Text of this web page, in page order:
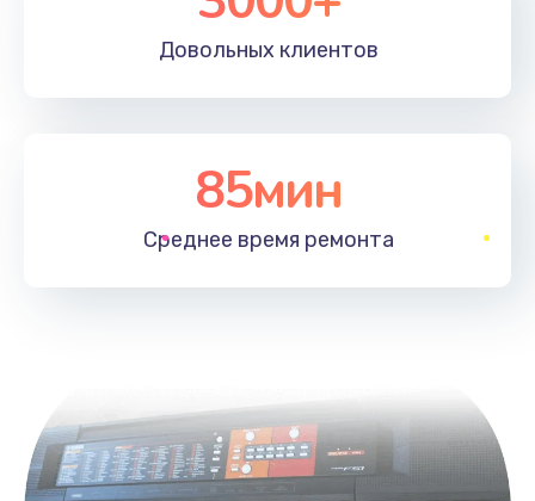
Довольных клиентов
85мин
Среднее время ремонта